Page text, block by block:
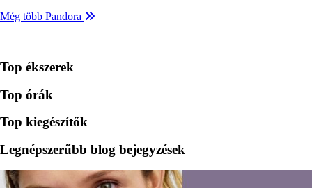
Még több Pandora
Top ékszerek
Top órák
Top kiegészítők
Legnépszerűbb blog bejegyzések